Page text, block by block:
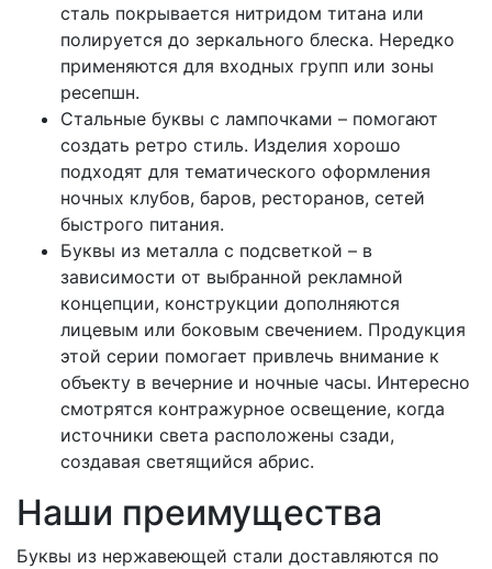
сталь покрывается нитридом титана или
полируется до зеркального блеска. Нередко
применяются для входных групп или зоны
ресепшн.
Стальные буквы с лампочками – помогают
создать ретро стиль. Изделия хорошо
подходят для тематического оформления
ночных клубов, баров, ресторанов, сетей
быстрого питания.
Буквы из металла с подсветкой – в
зависимости от выбранной рекламной
концепции, конструкции дополняются
лицевым или боковым свечением. Продукция
этой серии помогает привлечь внимание к
объекту в вечерние и ночные часы. Интересно
смотрятся контражурное освещение, когда
источники света расположены сзади,
создавая светящийся абрис.
Наши преимущества
Буквы из нержавеющей стали доставляются по